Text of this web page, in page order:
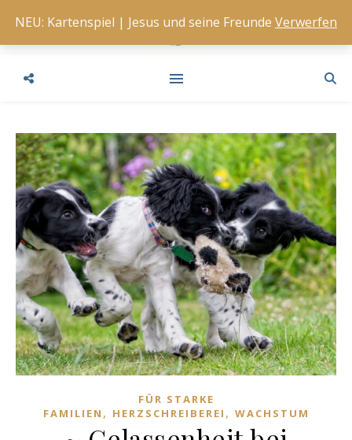
FÜR STARKE
FAMILIEN , HERZSCHREIBEREI , WACHSTUM
NEU: Kartenspiel | Jesus und seine Freunde Verwerfen